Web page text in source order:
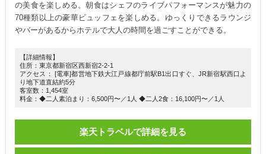
の美食を楽しめる。朝食はシェフのライブパフォーマンスが魅力の
70種類以上の豪華ビュッフェを楽しめる。ゆっくりできるラウンジ
やバーがあるからホテルで大人の時間を過ごすことができる。
【詳細情報】
住所：東京都新宿区西新宿2-2-1
アクセス： [電車]都営地下鉄大江戸線都庁前駅B1出口すぐ、JR新宿駅西口よ
り地下道直結約5分
客室数：1,454室
料金：◆二人素泊まり：6,500円〜／1人 ◆二人2食：16,100円〜／1人
楽天トラベルで詳細を見る